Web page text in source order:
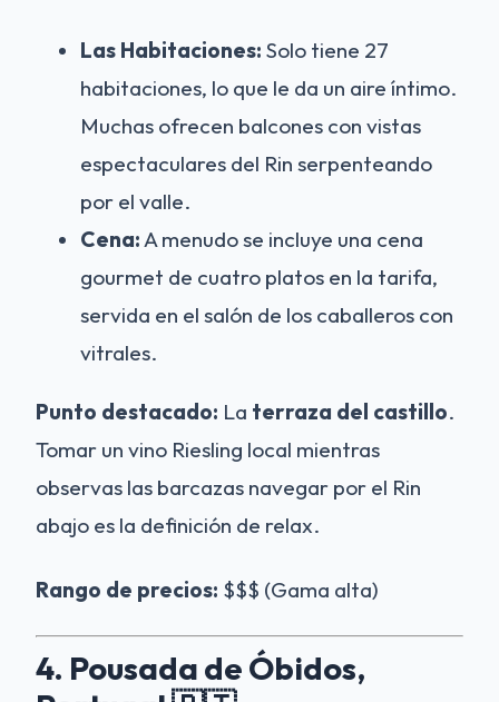
Las Habitaciones: Solo tiene 27
habitaciones, lo que le da un aire íntimo.
Muchas ofrecen balcones con vistas
espectaculares del Rin serpenteando
por el valle.
Cena:A menudo se incluye una cena
gourmet de cuatro platos en la tarifa,
servida en el salón de los caballeros con
vitrales.
Punto destacado: La terraza del castillo.
Tomar un vino Riesling local mientras
observas las barcazas navegar por el Rin
abajo es la definición de relax.
Rango de precios: $$$ (Gama alta)
4. Pousada de Óbidos,